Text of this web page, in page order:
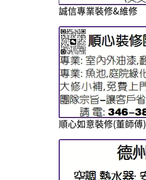
誠信專業裝修&維修
順心如意裝修(董師傅)